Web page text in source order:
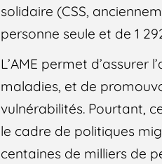
solidaire (CSS,
personne seule et de 1
L’AME permet d’assurer
maladies, et de
vulnérabilités. Pourtant,
le cadre de politiques
centaines de milliers de